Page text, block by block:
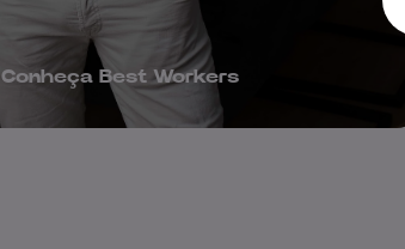
Conheça Best Workers